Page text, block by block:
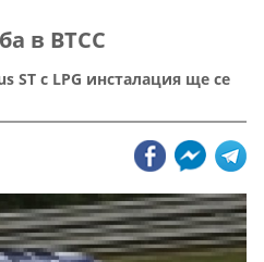
в BTCC
ST с LPG инсталация ще се